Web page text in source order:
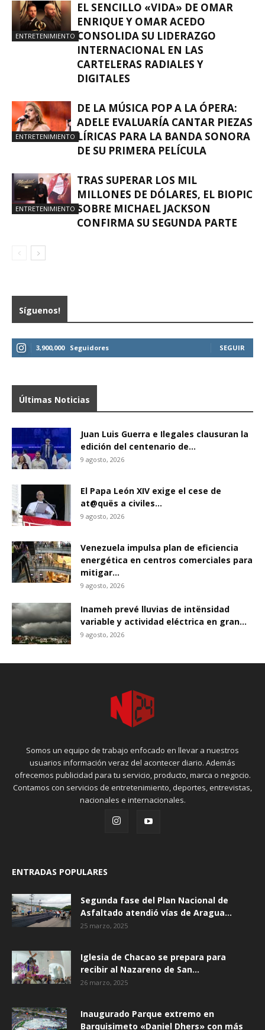
ENTRETENIMIENTO
EL SENCILLO «VIDA» DE OMAR
ENRIQUE Y OMAR ACEDO
CONSOLIDA SU LIDERAZGO
INTERNACIONAL EN LAS
CARTELERAS RADIALES Y
DIGITALES
ENTRETENIMIENTO
DE LA MÚSICA POP A LA ÓPERA:
ADELE EVALUARÍA CANTAR PIEZAS
LÍRICAS PARA LA BANDA SONORA
DE SU PRIMERA PELÍCULA
ENTRETENIMIENTO
TRAS SUPERAR LOS MIL
MILLONES DE DÓLARES, EL BIOPIC
SOBRE MICHAEL JACKSON
CONFIRMA SU SEGUNDA PARTE
Síguenos!
3,900,000 Seguidores SEGUIR
Últimas Noticias
Juan Luis Guerra e Ilegales clausuran la
edición del centenario de...
9 agosto, 2026
El Papa León XIV exige el cese de
at@quës a civiles...
9 agosto, 2026
Venezuela impulsa plan de eficiencia
energética en centros comerciales para
mitigar...
9 agosto, 2026
Inameh prevé lluvias de intënsidad
variable y actividad eléctrica en gran...
9 agosto, 2026
Somos un equipo de trabajo enfocado en llevar a nuestros
usuarios información veraz del acontecer diario. Además
ofrecemos publicidad para tu servicio, producto, marca o negocio.
Contamos con servicios de entretenimiento, deportes, entrevistas,
nacionales e internacionales.
ENTRADAS POPULARES
Segunda fase del Plan Nacional de
Asfaltado atendió vías de Aragua...
25 marzo, 2025
Iglesia de Chacao se prepara para
recibir al Nazareno de San...
26 marzo, 2025
Inaugurado Parque extremo en
Barquisimeto «Daniel Dhers» con más